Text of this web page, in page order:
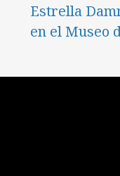
Estrella
en el Museo